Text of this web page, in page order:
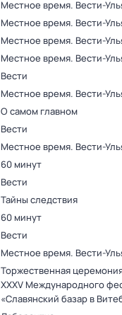
Местное время. Вести-
Местное время. Вести-
Местное время. Вести-
Местное время. Вести-
Вести
Местное время. Вести-
О самом главном
Вести
Местное время. Вести-
60 минут
Вести
Тайны следствия
60 минут
Вести
Местное время. Вести-
Торжественная
XXXV Международного
«Славянский базар в